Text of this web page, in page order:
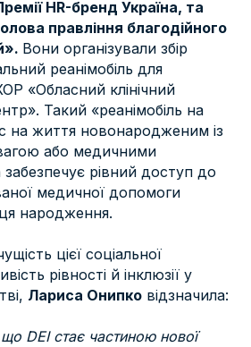
HR-бренд Україна, та
правління благодійного
Вони організували збір
реанімобіль для
«Обласний клінічний
Такий «реанімобіль на
на життя новонародженим із
або медичними
рівний доступ до
медичної допомоги
народження.
цієї соціальної
рівності й інклюзії у
Лариса Онипко відзначила:
DEI стає частиною нової